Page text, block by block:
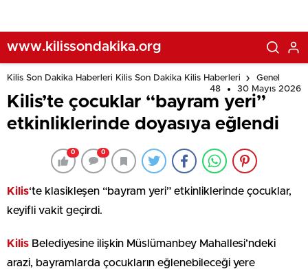
www.kilissondakika.org
Kilis Son Dakika Haberleri Kilis Son Dakika Kilis Haberleri
Genel
48
30 Mayıs 2026
Kilis’te çocuklar “bayram yeri”
etkinliklerinde doyasıya eğlendi
0 0
Kilis‘te klasikleşen “bayram yeri” etkinliklerinde çocuklar,
keyifli vakit geçirdi.
Kilis Belediyesine ilişkin Müslümanbey Mahallesi’ndeki
arazi, bayramlarda çocukların eğlenebileceği yere